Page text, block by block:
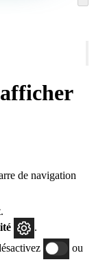
de navigation
.
ou